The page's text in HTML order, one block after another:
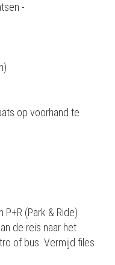
-
op voorhand te
(Park & Ride)
de reis naar het
of bus. Vermijd files